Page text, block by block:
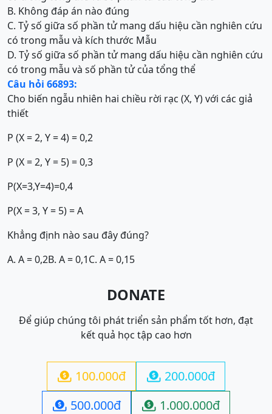
B. Không đáp án nào đúng
C. Tỷ số giữa số phần tử mang dấu hiệu cần nghiên cứu
có trong mẫu và kích thước Mẫu
D. Tỷ số giữa số phần tử mang dấu hiệu cần nghiên cứu
có trong mẫu và số phần tử của tổng thể
Câu hỏi 66893:
Cho biến ngẫu nhiên hai chiều rời rạc (X, Y) với các giả
thiết
P (X = 2, Y = 4) = 0,2
P (X = 2, Y = 5) = 0,3
P(X=3,Y=4)=0,4
P(X = 3, Y = 5) = A
Khẳng định nào sau đây đúng?
A. A = 0,2B. A = 0,1C. A = 0,15
DONATE
Để giúp chúng tôi phát triển sản phẩm tốt hơn, đạt
kết quả học tập cao hơn
 100.000đ  200.000đ
 500.000đ  1.000.000đ